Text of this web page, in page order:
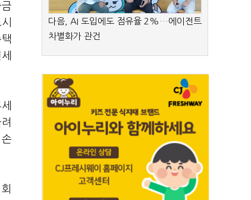
다음, AI 도입에도 점유율 2%…에이전트
차별화가 관건